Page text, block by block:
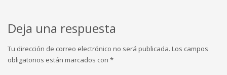
Deja una respuesta
Tu dirección de correo electrónico no será publicada. Los campos
obligatorios están marcados con *